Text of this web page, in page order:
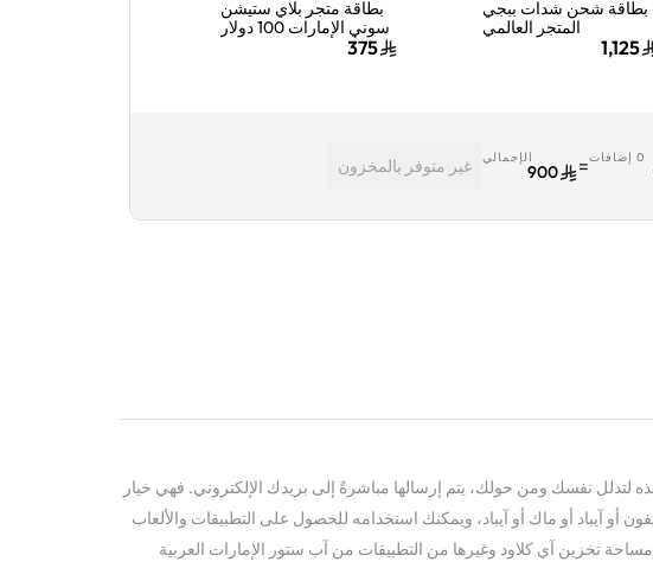
بطاقة شحن شدات ببجي
المتجر العالمي
إرسال الكود الرقمي
1,125
بطاقة متجر بلاي ستيشن
سوني الإمارات 100 دولار
أمريكي إرسال الكود375
0 إضافات = الإجمالي
900 غير متوفر بالمخزون
لتدلل نفسك ومن حولك، يتم إرسالها مباشرةً إلى بريدك الإلكتروني. فهي خيار
أو آيباد أو ماك أو آيباد، ويمكنك استخدامه للحصول على التطبيقات والألعاب
تخزين آي كلاود وغيرها من التطبيقات من آب ستور الإمارات العربية